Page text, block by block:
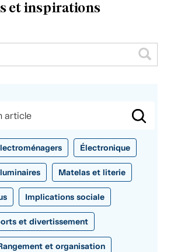
et inspirations
Électronique
Matelas et literie
Implications sociale
et divertissement
et organisation